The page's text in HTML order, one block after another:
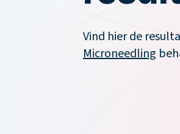
Vind hier de
Microneedling